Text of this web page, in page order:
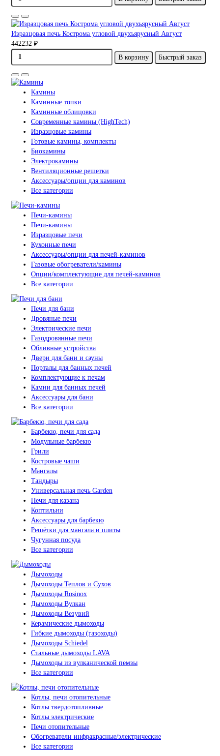
Изразцовая печь Кострома угловой двухъярусный Август
442232 ₽
В корзину
Быстрый заказ
Камины
Каминные топки
Каминные облицовки
Современные камины (HighTech)
Изразцовые камины
Готовые камины, комплекты
Биокамины
Электрокамины
Вентиляционные решетки
Аксессуары/опции для каминов
Все категории
Печи-камины
Печи-камины
Изразцовые печи
Кухонные печи
Аксессуары/опции для печей-каминов
Газовые обогреватели/камины
Опции/комплектующие для печей-каминов
Все категории
Печи для бани
Дровяные печи
Электрические печи
Газодровянные печи
Обливные устройства
Двери для бани и сауны
Порталы для банных печей
Комплектующие к печам
Камни для банных печей
Аксессуары для бани
Все категории
Барбекю, печи для сада
Модульные барбекю
Грили
Костровые чаши
Мангалы
Тандыры
Универсальная печь Garden
Печи для казана
Коптильни
Аксессуары для барбекю
Решётки для мангала и плиты
Чугунная посуда
Все категории
Дымоходы
Дымоходы Теплов и Сухов
Дымоходы Rosinox
Дымоходы Вулкан
Дымоходы Везувий
Керамические дымоходы
Гибкие дымоходы (газоходы)
Дымоходы Schiedel
Стальные дымоходы LAVA
Дымоходы из вулканической пемзы
Все категории
Котлы, печи отопительные
Котлы твердотопливные
Котлы электрические
Печи отопительные
Обогреватели инфракрасные/электрические
Все категории